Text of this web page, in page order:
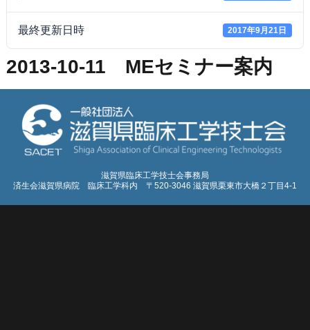
最終更新日時 2017年9月21日
2013-10-11 MEセミナー案内
滋賀県臨床工学技士会事務局
済生会滋賀県病院 臨床工学科内 〒520-3046 滋賀県栗東市大橋２丁目4-1